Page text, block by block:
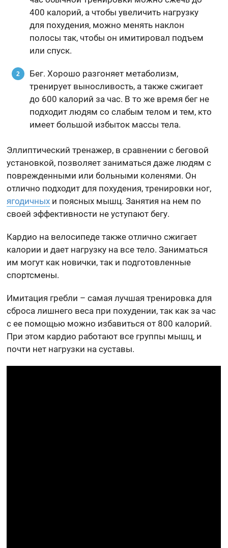
400 калорий, а чтобы увеличить нагрузку
для похудения, можно менять наклон
полосы так, чтобы он имитировал подъем
или спуск.
Бег. Хорошо разгоняет метаболизм,
тренирует выносливость, а также сжигает
до 600 калорий за час. В то же время бег не
подходит людям со слабым телом и тем, кто
имеет большой избыток массы тела.
Эллиптический тренажер, в сравнении с беговой
установкой, позволяет заниматься даже людям с
поврежденными или больными коленями. Он
отлично подходит для похудения, тренировки ног,
ягодичных и поясных мышц. Занятия на нем по
своей эффективности не уступают бегу.
Кардио на велосипеде также отлично сжигает
калории и дает нагрузку на все тело. Заниматься
им могут как новички, так и подготовленные
спортсмены.
Имитация гребли – самая лучшая тренировка для
сброса лишнего веса при похудении, так как за час
с ее помощью можно избавиться от 800 калорий.
При этом кардио работают все группы мышц, и
почти нет нагрузки на суставы.